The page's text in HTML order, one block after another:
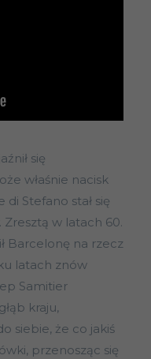
się
właśnie nacisk
Stefano stał się
w latach 60.
Barcelonę na rzecz
latach znów
Samitier
kraju,
siebie, że co jakiś
przenosząc się